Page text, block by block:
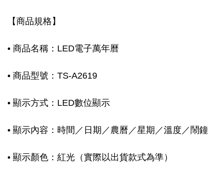
【商品規格】
• 商品名稱：LED電子萬年曆
• 商品型號：TS-A2619
• 顯示方式：LED數位顯示
• 顯示內容：時間／日期／農曆／星期／溫度／鬧鐘
• 顯示顏色：紅光（實際以出貨款式為準）